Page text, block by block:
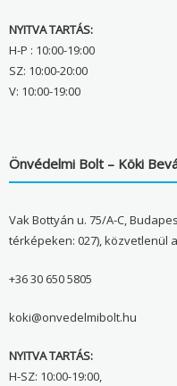
NYITVA TARTÁS:
H-P : 10:00-19:00
SZ: 10:00-20:00
V: 10:00-19:00
Önvédelmi Bolt – Köki
Vak Bottyán u. 75/A-C,
térképeken: 027), közvetlenül a
+36 30 650 5805
koki@onvedelmibolt.hu
NYITVA TARTÁS:
H-SZ: 10:00-19:00,